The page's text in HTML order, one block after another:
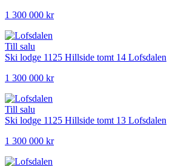
1 300 000 kr
Till salu
Ski lodge 1125 Hillside tomt 14 Lofsdalen
1 300 000 kr
Till salu
Ski lodge 1125 Hillside tomt 13 Lofsdalen
1 300 000 kr